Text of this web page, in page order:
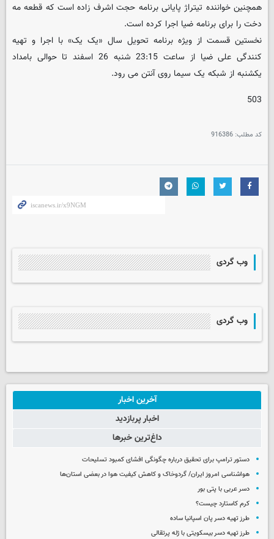
همچنین خواننده تیتراژ پایانی برنامه حجت اشرف زاده است که قطعه مه
دخت را برای برنامه ضیا اجرا کرده است.
نخستین قسمت از ویژه برنامه تحویل سال «یک یک» با اجرا و تهیه
کنندگی علی ضیا از ساعت 23:15 شنبه 26 اسفند تا حوالی بامداد
یکشنبه از شبکه یک سیما روی آنتن می رود.
503
کد مطلب: 916386
وب گردی
وب گردی
آخرین اخبار
اخبار پربازدید
داغ‌ترین خبرها
دستور ترامپ برای تحقیق درباره چگونگی افشای کمبود تسلیحات
هواشناسی امروز ایران/ گردوخاک و کاهش کیفیت هوا در بعضی استان‌ها
دسر عربی با پتی بور
کرم کاستارد چیست؟
طرز تهیه دسر پان اسپانیا ساده
طرز تهیه دسر بیسکویتی با ژله پرتقالی